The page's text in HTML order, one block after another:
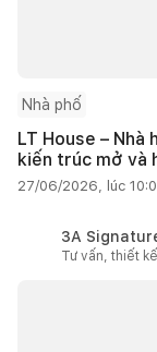
Nhà phố
LT House –
kiến trúc mở và
27/06/2026, lúc
3A
Tư vấn, thiết